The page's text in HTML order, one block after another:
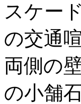
スケー
の交通
両側の
の小舗